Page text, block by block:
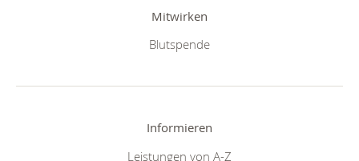
Mitwirken
Blutspende
Informieren
Leistungen von A-Z